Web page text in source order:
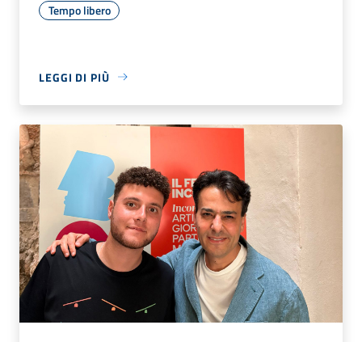
Tempo libero
LEGGI DI PIÙ